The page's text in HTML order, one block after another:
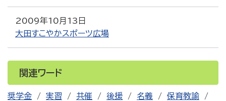
2009年10月13日
大田すこやかスポーツ広場
関連ワード
奨学金 実習 共催 後援 名義
保育教諭